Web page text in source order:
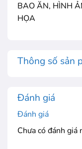
BAO ĂN, HÌNH
HỌA
Thông số sản
Đánh giá
Đánh giá
Chưa có đánh giá